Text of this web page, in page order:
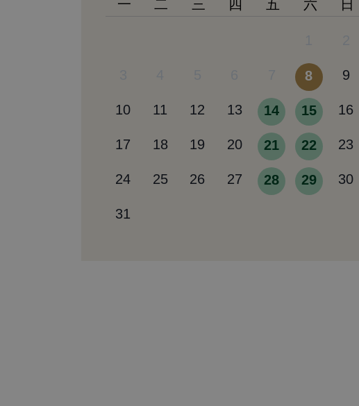
一 二 三 四 五 六 日
8 9
10 11 12 13 14 15 16
17 18 19 20 21 22 23
24 25 26 27 28 29 30
31